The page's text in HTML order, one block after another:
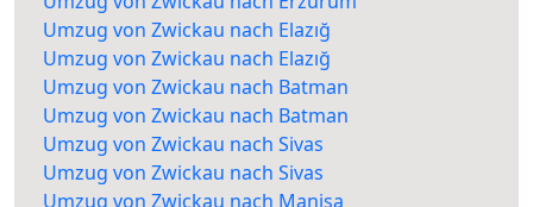
Umzug von Zwickau nach Elazığ
Umzug von Zwickau nach Elazığ
Umzug von Zwickau nach Batman
Umzug von Zwickau nach Batman
Umzug von Zwickau nach Sivas
Umzug von Zwickau nach Sivas
Umzug von Zwickau nach Manisa